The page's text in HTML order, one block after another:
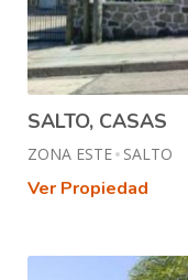
SALTO, CASAS
ZONA ESTE SALTO
Ver Propiedad